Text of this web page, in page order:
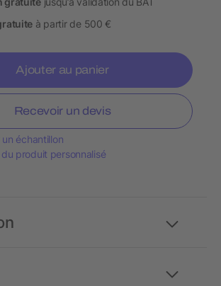
à partir de 500 €
Ajouter au panier
Recevoir un devis
échantillon
produit personnalisé